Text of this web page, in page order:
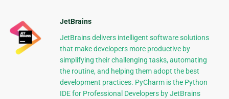
JetBrains
JetBrains delivers intelligent software solutions
that make developers more productive by
simplifying their challenging tasks, automating
the routine, and helping them adopt the best
development practices. PyCharm is the Python
IDE for Professional Developers by JetBrains